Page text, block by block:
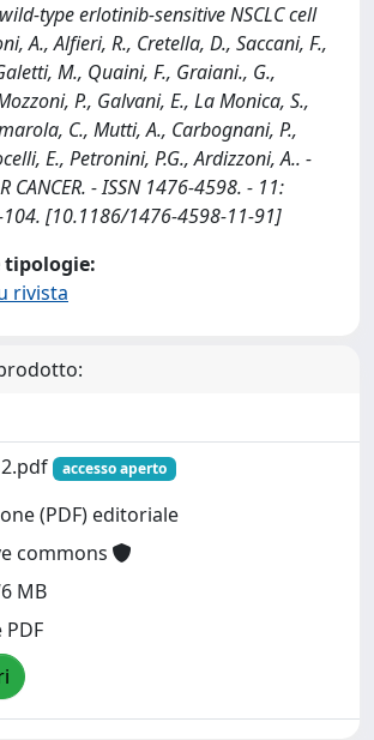
type erlotinib-sensitive NSCLC cell
A., Alfieri, R., Cretella, D., Saccani, F.,
M., Quaini, F., Graiani., G.,
P., Galvani, E., La Monica, S.,
C., Mutti, A., Carbognani, P.,
E., Petronini, P.G., Ardizzoni, A.. -
CANCER. - ISSN 1476-4598. - 11:
[10.1186/1476-4598-11-91]
tipologie:
rivista
accesso aperto
(PDF) editoriale
commons
MB